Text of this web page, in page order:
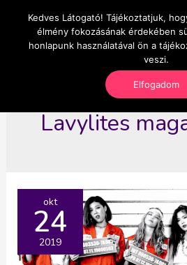
content
OnlineSeedsMan
Üzlet és szabadság
Lavylites
okt
24
2019
Kedves Látogató! Tájékoztatjuk,
élmény fokozásának érdekében
honlapunk használatával ön a
veszi.
Elfogadom